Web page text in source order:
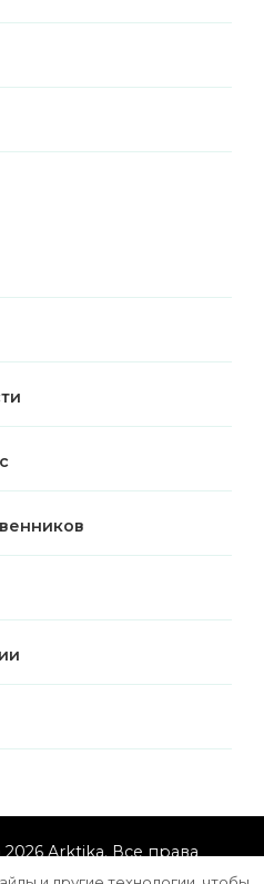
2026Arktika. Все права
Blossom Themes.